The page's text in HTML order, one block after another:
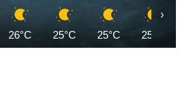
26°C 25°C 25°C 25°C
›